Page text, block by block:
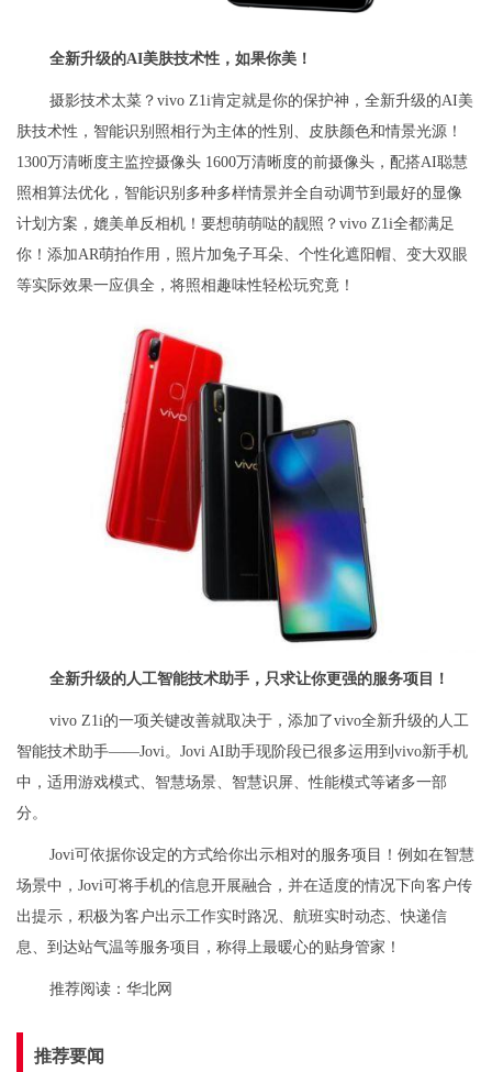
全新升级的AI美肤技术性，如果你美！
摄影技术太菜？vivo Z1i肯定就是你的保护神，全新升级的AI美
肤技术性，智能识别照相行为主体的性別、皮肤颜色和情景光源！
1300万清晰度主监控摄像头 1600万清晰度的前摄像头，配搭AI聪慧
照相算法优化，智能识别多种多样情景并全自动调节到最好的显像
计划方案，媲美单反相机！要想萌萌哒的靓照？vivo Z1i全都满足
你！添加AR萌拍作用，照片加兔子耳朵、个性化遮阳帽、变大双眼
等实际效果一应俱全，将照相趣味性轻松玩究竟！
全新升级的人工智能技术助手，只求让你更强的服务项目！
vivo Z1i的一项关键改善就取决于，添加了vivo全新升级的人工
智能技术助手——Jovi。Jovi AI助手现阶段已很多运用到vivo新手机
中，适用游戏模式、智慧场景、智慧识屏、性能模式等诸多一部
分。
Jovi可依据你设定的方式给你出示相对的服务项目！例如在智慧
场景中，Jovi可将手机的信息开展融合，并在适度的情况下向客户传
出提示，积极为客户出示工作实时路况、航班实时动态、快递信
息、到达站气温等服务项目，称得上最暖心的贴身管家！
推荐阅读： 华北网
推荐要闻